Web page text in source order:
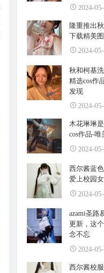
2024-
隆重推出
下载精美
2024-
秋和柯基
精选cos作
发现
2024-
木花琳琳
cos作品-唯
2024-
西尔酱蓝
爱上校园女
2024-
azami圣路
更新，这
念不忘
2024-
西尔酱校